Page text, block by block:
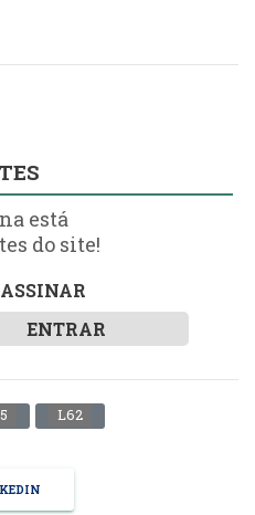
está
do site!
ENTRAR
L62